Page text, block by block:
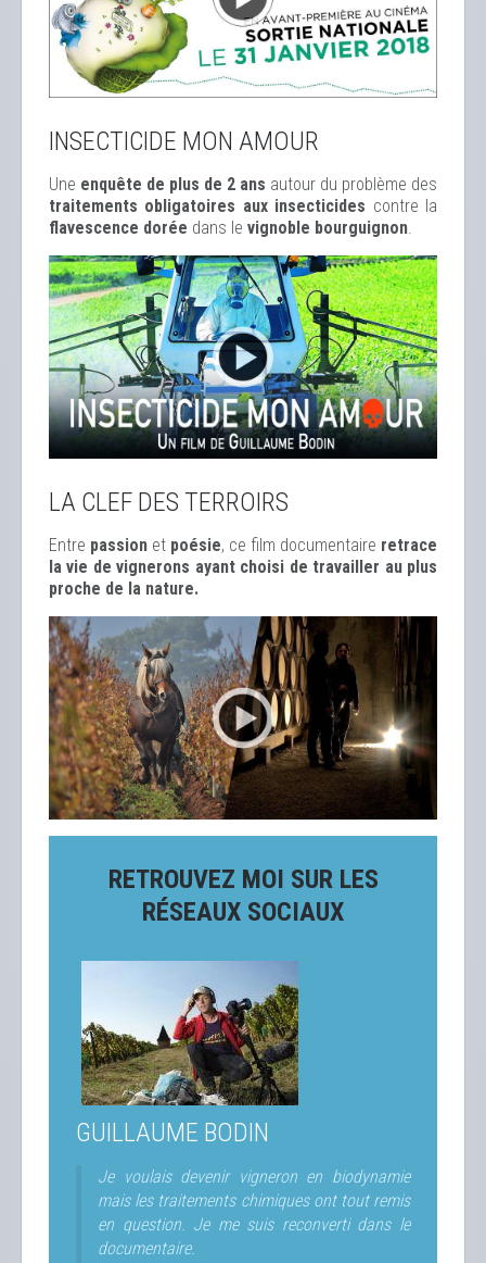
INSECTICIDE MON AMOUR
Une enquête de plus de 2 ans autour du problème des
traitements obligatoires aux insecticides contre la
flavescence dorée dans le vignoble bourguignon.
LA CLEF DES TERROIRS
Entre passion et poésie, ce film documentaire retrace
la vie de vignerons ayant choisi de travailler au plus
proche de la nature.
RETROUVEZ MOI SUR LES
RÉSEAUX SOCIAUX
GUILLAUME BODIN
Je voulais devenir vigneron en biodynamie
mais les traitements chimiques ont tout remis
en question. Je me suis reconverti dans le
documentaire.